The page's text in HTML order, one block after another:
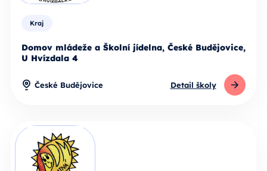
Kraj
Domov mládeže a Školní jídelna, České Budějovice,
U Hvízdala 4
České Budějovice Detail školy